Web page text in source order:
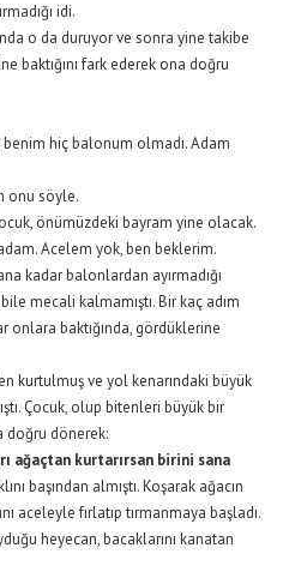
idi.
o da duruyor ve sonra yine takibe
baktığını fark ederek ona doğru
hiç balonum olmadı. Adam
onu söyle.
önümüzdeki bayram yine olacak.
Acelem yok, ben beklerim.
kadar balonlardan ayırmadığı
mecali kalmamıştı. Bir kaç adım
onlara baktığında, gördüklerine
kurtulmuş ve yol kenarındaki büyük
Çocuk, olup bitenleri büyük bir
doğru dönerek:
ağaçtan kurtarırsan birini sana
başından almıştı. Koşarak ağacın
aceleyle fırlatıp tırmanmaya başladı.
heyecan, bacaklarını kanatan